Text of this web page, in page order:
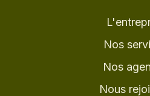
Nos
Nos
Nous